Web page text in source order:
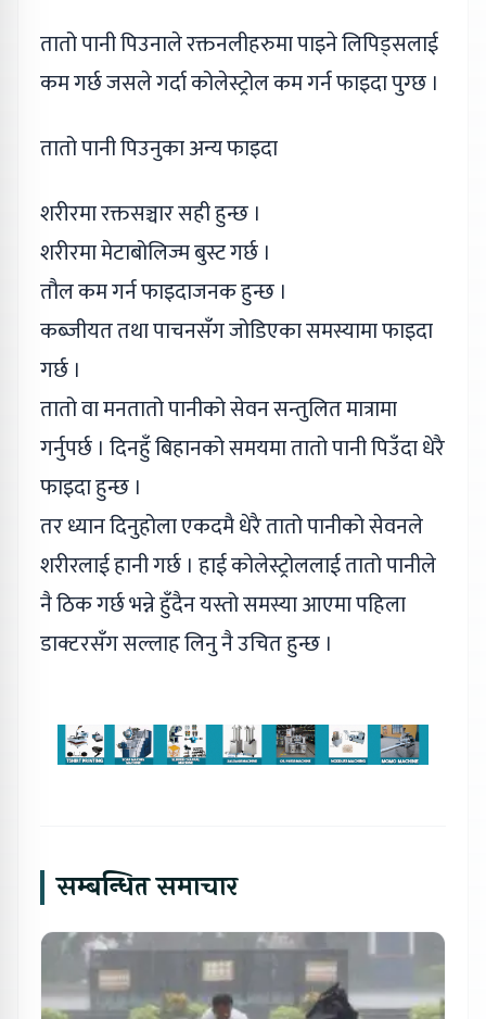
तातो पानी पिउनाले रक्तनलीहरुमा पाइने लिपिड्सलाई
कम गर्छ जसले गर्दा कोलेस्ट्रोल कम गर्न फाइदा पुग्छ ।
तातो पानी पिउनुका अन्य फाइदा
शरीरमा रक्तसञ्चार सही हुन्छ ।
शरीरमा मेटाबोलिज्म बुस्ट गर्छ ।
तौल कम गर्न फाइदाजनक हुन्छ ।
कब्जीयत तथा पाचनसँग जोडिएका समस्यामा फाइदा
गर्छ ।
तातो वा मनतातो पानीको सेवन सन्तुलित मात्रामा
गर्नुपर्छ । दिनहुँ बिहानको समयमा तातो पानी पिउँदा धेरै
फाइदा हुन्छ ।
तर ध्यान दिनुहोला एकदमै धेरै तातो पानीको सेवनले
शरीरलाई हानी गर्छ । हाई कोलेस्ट्रोललाई तातो पानीले
नै ठिक गर्छ भन्ने हुँदैन यस्तो समस्या आएमा पहिला
डाक्टरसँग सल्लाह लिनु नै उचित हुन्छ ।
सम्बन्धित समाचार